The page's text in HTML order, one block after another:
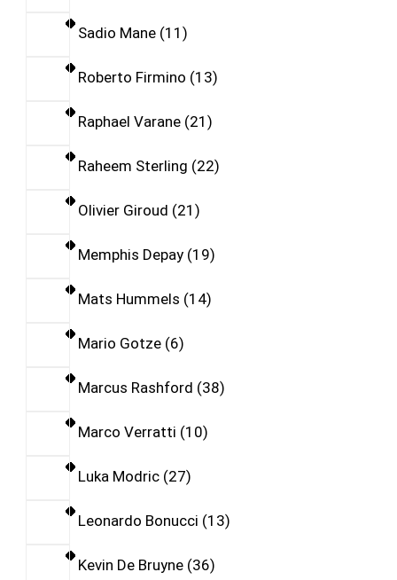
Sadio Mane 11
Roberto Firmino 13
Raphael Varane 21
Raheem Sterling 22
Olivier Giroud 21
Memphis Depay 19
Mats Hummels 14
Mario Gotze 6
Marcus Rashford 38
Marco Verratti 10
Luka Modric 27
Leonardo Bonucci 13
Kevin De Bruyne 36